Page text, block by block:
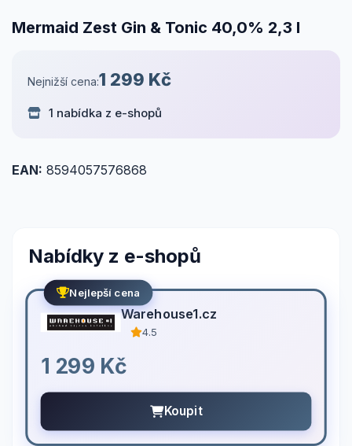
Mermaid Zest Gin & Tonic 40,0% 2,3 l
Nejnižší cena:1 299 Kč
1 nabídka z e-shopů
EAN: 8594057576868
Nabídky z e-shopů
Nejlepší cena
Warehouse1.cz
4.5
1 299 Kč
Koupit